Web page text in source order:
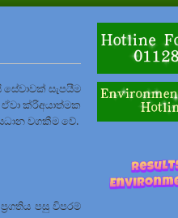
සැපයීම
ක්රිඅයාත්මක
වගකීම වේ.
පසු විපරම්